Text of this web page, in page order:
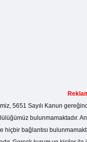
5651 Sayılı Kanun
bulunmamaktadır.
hiçbir bağlantısı